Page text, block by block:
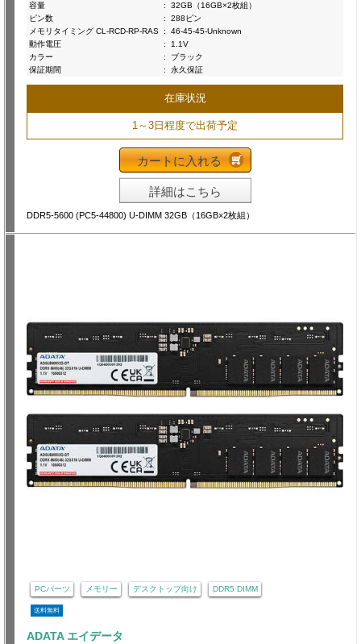
容量
:
32GB（16GB×2枚組）
ピン数
:
288ピン
メモリタイミング CL-RCD-RP-RAS :
46-45-45-Unknown
動作電圧
:
1.1V
カラー
:
ブラック
保証期間
: 永久保証
在庫状況
1～3日程度で出荷予定
カートに入れる
詳細はこちら
DDR5-5600 (PC5-44800) U-DIMM 32GB（16GB×2枚組）
PCパーツ メモリー デスクトップ向け DDR5 DIMM
送料無料
ADATA エイデータ